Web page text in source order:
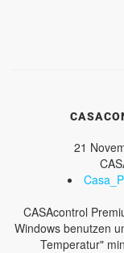
21
CASAcontrol
Windows benutzen
Temperatur"